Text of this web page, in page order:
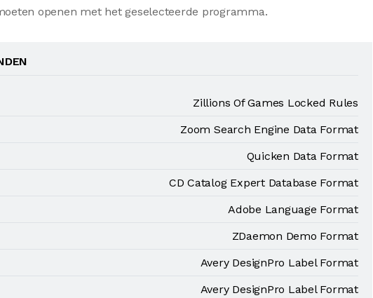
openen met het geselecteerde programma.
Zillions Of Games Locked Rules
Zoom Search Engine Data Format
Quicken Data Format
CD Catalog Expert Database Format
Adobe Language Format
ZDaemon Demo Format
Avery DesignPro Label Format
Avery DesignPro Label Format